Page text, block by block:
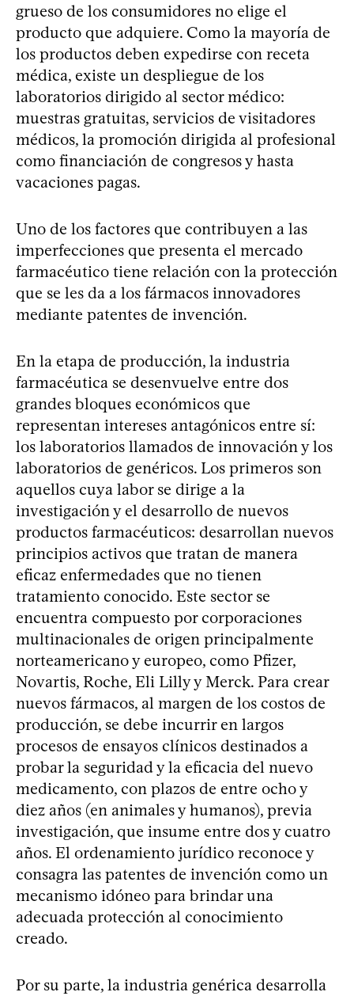
grueso de los consumidores no elige el
producto que adquiere. Como la mayoría de
los productos deben expedirse con receta
médica, existe un despliegue de los
laboratorios dirigido al sector médico:
muestras gratuitas, servicios de visitadores
médicos, la promoción dirigida al profesional
como financiación de congresos y hasta
vacaciones pagas.
Uno de los factores que contribuyen a las
imperfecciones que presenta el mercado
farmacéutico tiene relación con la protección
que se les da a los fármacos innovadores
mediante patentes de invención.
En la etapa de producción, la industria
farmacéutica se desenvuelve entre dos
grandes bloques económicos que
representan intereses antagónicos entre sí:
los laboratorios llamados de innovación y los
laboratorios de genéricos. Los primeros son
aquellos cuya labor se dirige a la
investigación y el desarrollo de nuevos
productos farmacéuticos: desarrollan nuevos
principios activos que tratan de manera
eficaz enfermedades que no tienen
tratamiento conocido. Este sector se
encuentra compuesto por corporaciones
multinacionales de origen principalmente
norteamericano y europeo, como Pfizer,
Novartis, Roche, Eli Lilly y Merck. Para crear
nuevos fármacos, al margen de los costos de
producción, se debe incurrir en largos
procesos de ensayos clínicos destinados a
probar la seguridad y la eficacia del nuevo
medicamento, con plazos de entre ocho y
diez años (en animales y humanos), previa
investigación, que insume entre dos y cuatro
años. El ordenamiento jurídico reconoce y
consagra las patentes de invención como un
mecanismo idóneo para brindar una
adecuada protección al conocimiento
creado.
Por su parte, la industria genérica desarrolla